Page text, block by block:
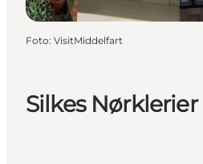
Silkes Nørklerier
Foto: VisitMiddelfart